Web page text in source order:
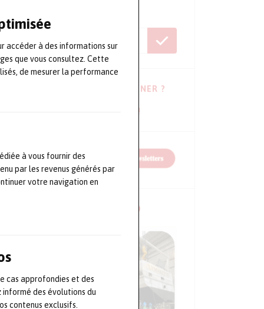
accéder à des informations sur
que vous consultez. Cette
de mesurer la performance
à vous fournir des
par les revenus générés par
votre navigation en
cas approfondies et des
informé des évolutions du
contenus exclusifs.
VOUS HÉSITEZ À VOUS ABONNER ?
Consulter les dernières newsletters !
NOS CONFÉRENCES EN VIDÉO